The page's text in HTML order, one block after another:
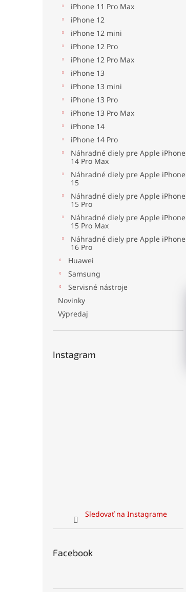
iPhone 11 Pro Max
iPhone 12
iPhone 12 mini
iPhone 12 Pro
iPhone 12 Pro Max
iPhone 13
iPhone 13 mini
iPhone 13 Pro
iPhone 13 Pro Max
iPhone 14
iPhone 14 Pro
Náhradné diely pre Apple iPhone
14 Pro Max
Náhradné diely pre Apple iPhone
15
Náhradné diely pre Apple iPhone
15 Pro
Náhradné diely pre Apple iPhone
15 Pro Max
Náhradné diely pre Apple iPhone
16 Pro
Huawei
Samsung
Servisné nástroje
Novinky
Výpredaj
Instagram
Sledovať na Instagrame
Facebook